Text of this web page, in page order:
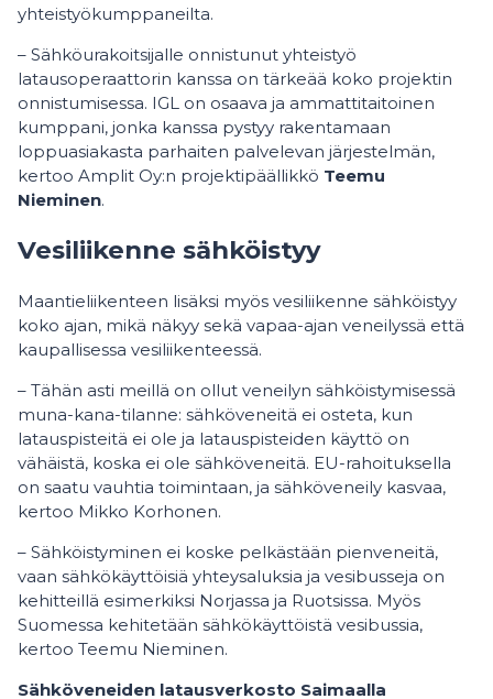
yhteistyökumppaneilta.
– Sähköurakoitsijalle onnistunut yhteistyö
latausoperaattorin kanssa on tärkeää koko projektin
onnistumisessa. IGL on osaava ja ammattitaitoinen
kumppani, jonka kanssa pystyy rakentamaan
loppuasiakasta parhaiten palvelevan järjestelmän,
kertoo Amplit Oy:n projektipäällikkö Teemu
Nieminen.
Vesiliikenne sähköistyy
Maantieliikenteen lisäksi myös vesiliikenne sähköistyy
koko ajan, mikä näkyy sekä vapaa-ajan veneilyssä että
kaupallisessa vesiliikenteessä.
– Tähän asti meillä on ollut veneilyn sähköistymisessä
muna-kana-tilanne: sähköveneitä ei osteta, kun
latauspisteitä ei ole ja latauspisteiden käyttö on
vähäistä, koska ei ole sähköveneitä. EU-rahoituksella
on saatu vauhtia toimintaan, ja sähköveneily kasvaa,
kertoo Mikko Korhonen.
– Sähköistyminen ei koske pelkästään pienveneitä,
vaan sähkökäyttöisiä yhteysaluksia ja vesibusseja on
kehitteillä esimerkiksi Norjassa ja Ruotsissa. Myös
Suomessa kehitetään sähkökäyttöistä vesibussia,
kertoo Teemu Nieminen.
Sähköveneiden latausverkosto Saimaalla